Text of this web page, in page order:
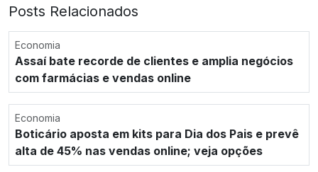
Posts Relacionados
Economia
Assaí bate recorde de clientes e amplia negócios
com farmácias e vendas online
Economia
Boticário aposta em kits para Dia dos Pais e prevê
alta de 45% nas vendas online; veja opções